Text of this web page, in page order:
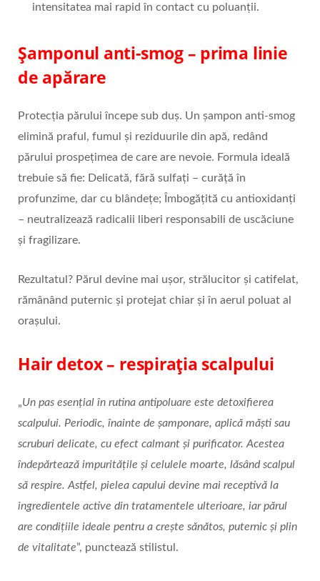
intensitatea mai rapid în contact cu poluanții.
Șamponul anti-smog – prima linie
de apărare
Protecția părului începe sub duș. Un șampon anti-smog
elimină praful, fumul și reziduurile din apă, redând
părului prospețimea de care are nevoie. Formula ideală
trebuie să fie: Delicată, fără sulfați – curăță în
profunzime, dar cu blândețe; Îmbogățită cu antioxidanți
– neutralizează radicalii liberi responsabili de uscăciune
și fragilizare.
Rezultatul? Părul devine mai ușor, strălucitor și catifelat,
rămânând puternic și protejat chiar și în aerul poluat al
orașului.
Hair detox – respirația scalpului
„Un pas esențial în rutina antipoluare este detoxifierea
scalpului. Periodic, înainte de șamponare, aplică măști sau
scruburi delicate, cu efect calmant și purificator. Acestea
îndepărtează impuritățile și celulele moarte, lăsând scalpul
să respire. Astfel, pielea capului devine mai receptivă la
ingredientele active din tratamentele ulterioare, iar părul
are condițiile ideale pentru a crește sănătos, puternic și plin
de vitalitate”, punctează stilistul.